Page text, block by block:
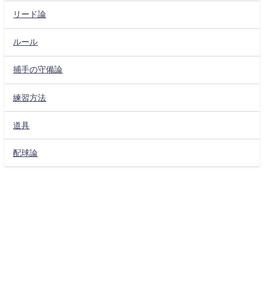
リード論
ルール
捕手の守備論
練習方法
道具
配球論